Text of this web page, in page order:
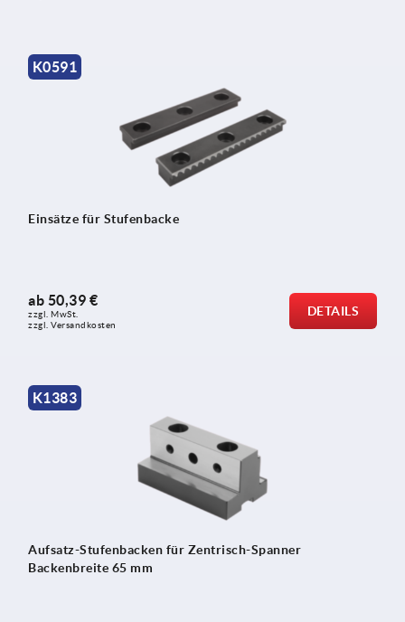
K0591
Einsätze für Stufenbacke
ab 50,39 €
zzgl. MwSt.
zzgl. Versandkosten
DETAILS
K1383
Aufsatz-Stufenbacken für Zentrisch-Spanner
Backenbreite 65 mm